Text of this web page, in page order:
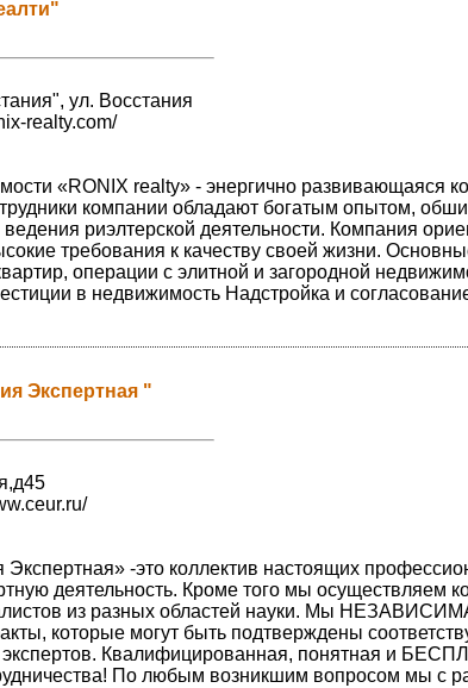
ул. Восстания
realty.com/
«RONIX realty» - энергично развивающаяся
компании обладают богатым опытом,
риэлтерской деятельности. Компания
требования к качеству своей жизни.
операции с элитной и загородной
в недвижимость Надстройка и
Экспертная "
-это коллектив настоящих
деятельность. Кроме того мы осуществляем
из разных областей науки. Мы
которые могут быть подтверждены
Квалифицированная, понятная и
По любым возникшим вопросом мы с